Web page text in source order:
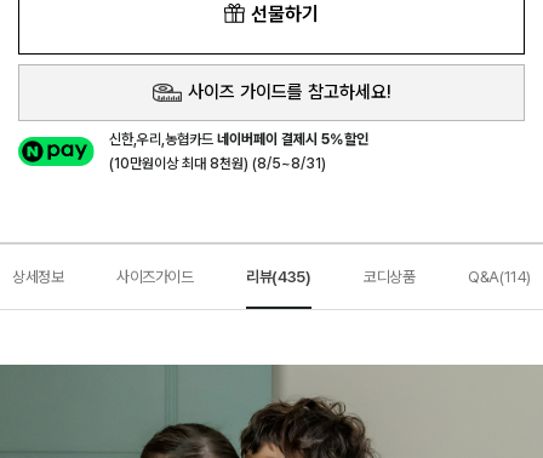
선물하기
사이즈 가이드를 참고하세요!
신한,우리,농협카드네이버페이 결제시 5%할인
(10만원이상 최대 8천원) (8/5~8/31)
상세정보 사이즈가이드 리뷰(435) 코디상품 Q&A(114)